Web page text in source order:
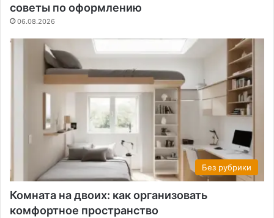
советы по оформлению
06.08.2026
Без рубрики
Комната на двоих: как организовать
комфортное пространство